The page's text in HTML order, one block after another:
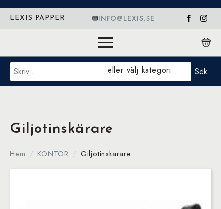
LEXIS PAPPER INFO@LEXIS.SE
Sök eller välj kategori Sök
Giljotinskärare
Hem KONTOR Giljotinskärare